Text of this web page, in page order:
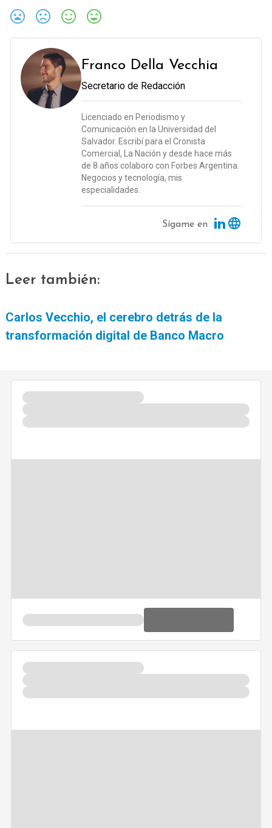
Franco Della Vecchia
Secretario de Redacción
Licenciado en Periodismo y
Comunicación en la Universidad del
Salvador. Escribí para el Cronista
Comercial, La Nación y desde hace más
de 8 años colaboro con Forbes Argentina.
Negocios y tecnología, mis
especialidades.
Sígame en
Leer también:
Carlos Vecchio, el cerebro detrás de la
transformación digital de Banco Macro